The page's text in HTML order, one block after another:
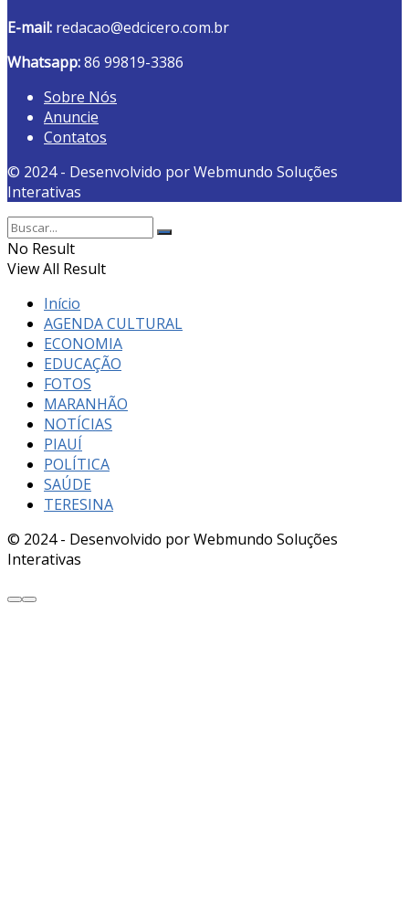
E-mail: redacao@edcicero.com.br
Whatsapp:86 99819-3386
Sobre Nós
Anuncie
Contatos
© 2024 - Desenvolvido por Webmundo Soluções
Interativas
No Result
View All Result
Início
AGENDA CULTURAL
ECONOMIA
EDUCAÇÃO
FOTOS
MARANHÃO
NOTÍCIAS
PIAUÍ
POLÍTICA
SAÚDE
TERESINA
© 2024 - Desenvolvido por Webmundo Soluções
Interativas